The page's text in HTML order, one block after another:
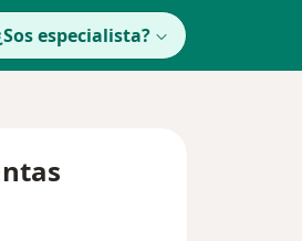
especialista?